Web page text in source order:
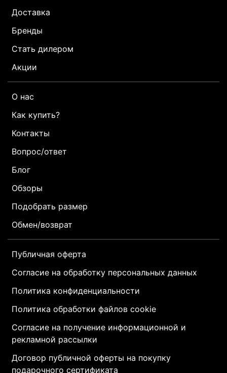
Доставка
Бренды
Стать дилером
Акции
О нас
Как купить?
Контакты
Вопрос/ответ
Блог
Обзоры
Подобрать размер
Обмен/возврат
Публичная оферта
Согласие на обработку персональных данных
Политика конфиденциальности
Политика обработки файлов cookie
Согласие на получение информационной и
рекламной рассылки
Договор публичной оферты на покупку
подарочного сертификата